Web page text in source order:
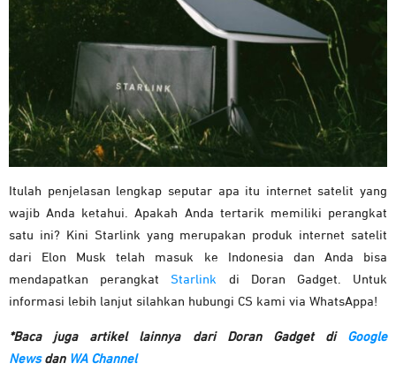
Itulah penjelasan lengkap seputar apa itu internet satelit yang
wajib Anda ketahui. Apakah Anda tertarik memiliki perangkat
satu ini? Kini Starlink yang merupakan produk internet satelit
dari Elon Musk telah masuk ke Indonesia dan Anda bisa
mendapatkan perangkatStarlink di Doran Gadget. Untuk
informasi lebih lanjut silahkan hubungi CS kami via WhatsAppa!
*Baca juga artikel lainnya dari Doran Gadget di Google
Newsdan WA Channel